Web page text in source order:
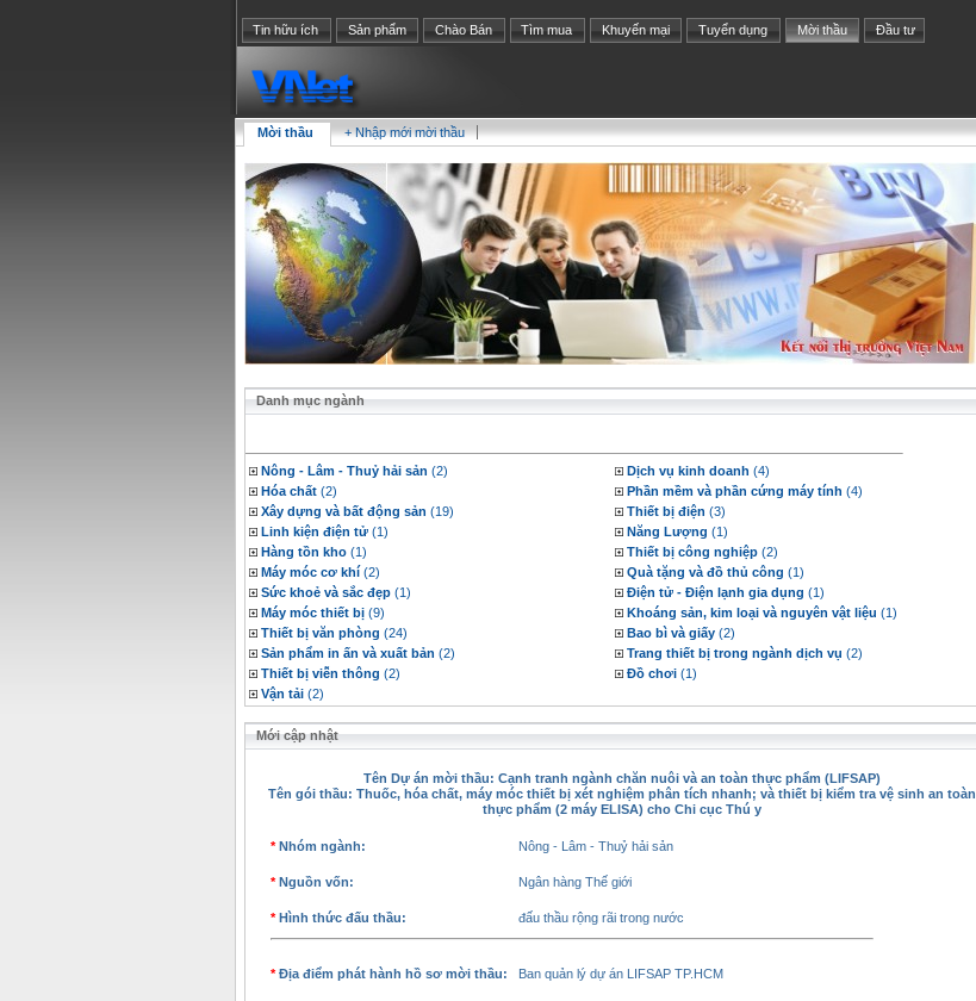
Tin hữu ích Sản phẩm Chào Bán Tìm mua Khuyến mại Tuyển dụng Mời thầu Đầu tư
Mời thầu + Nhập mới mời thầu
Danh mục ngành
Nông - Lâm - Thuỷ hải sản (2) Dịch vụ kinh doanh (4)
Hóa chất (2) Phần mềm và phần cứng máy tính (4)
Xây dựng và bất động sản (19) Thiết bị điện (3)
Linh kiện điện tử (1) Năng Lượng (1)
Hàng tồn kho (1) Thiết bị công nghiệp (2)
Máy móc cơ khí (2) Quà tặng và đồ thủ công (1)
Sức khoẻ và sắc đẹp (1) Điện tử - Điện lạnh gia dụng (1)
Máy móc thiết bị (9) Khoáng sản, kim loại và nguyên vật liệu (1)
Thiết bị văn phòng (24) Bao bì và giấy (2)
Sản phẩm in ấn và xuất bản (2) Trang thiết bị trong ngành dịch vụ (2)
Thiết bị viễn thông (2) Đồ chơi (1)
Vận tải (2)
Mới cập nhật
Tên Dự án mời thầu: Cạnh tranh ngành chăn nuôi và an toàn thực phẩm (LIFSAP)
Tên gói thầu: Thuốc, hóa chất, máy móc thiết bị xét nghiệm phân tích nhanh; và thiết bị kiểm tra vệ sinh an toàn
thực phẩm (2 máy ELISA) cho Chi cục Thú y
* Nhóm ngành: Nông - Lâm - Thuỷ hải sản
* Nguồn vốn: Ngân hàng Thế giới
* Hình thức đấu thầu: đấu thầu rộng rãi trong nước
*Địa điểm phát hành hồ sơ mời thầu: Ban quản lý dự án LIFSAP TP.HCM